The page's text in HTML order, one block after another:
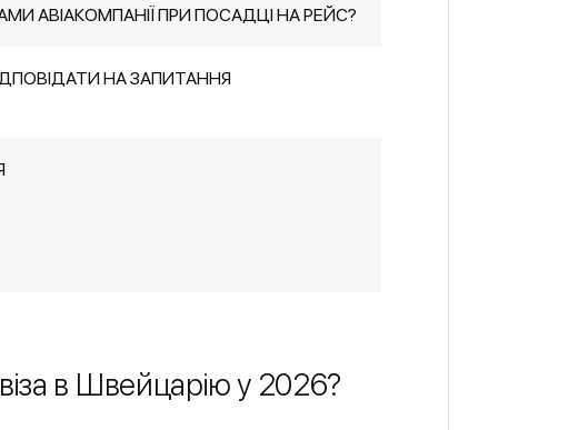
АВІАКОМПАНІЇ ПРИ ПОСАДЦІ НА РЕЙС?
НА ЗАПИТАННЯ
в Швейцарію у 2026?